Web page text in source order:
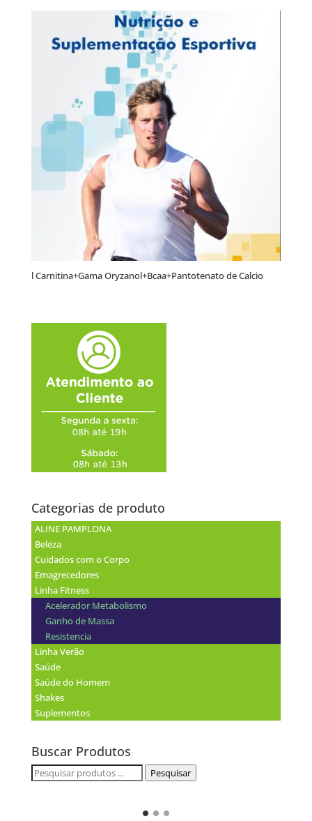
l Carnitina+Gama Oryzanol+Bcaa+Pantotenato de Calcio
Categorias de produto
ALINE PAMPLONA
Beleza
Cuidados com o Corpo
Emagrecedores
Linha Fitness
Acelerador Metabolismo
Ganho de Massa
Resistencia
Linha Verão
Saúde
Saúde do Homem
Shakes
Suplementos
Buscar Produtos
Pesquisar
Pesquisar